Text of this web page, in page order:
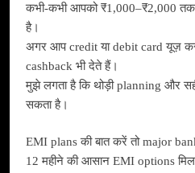
कभी-कभी आपको ₹1,000–₹2,000 तक
है।
अगर आप credit या debit card यूज़
cashback भी देते हैं।
मुझे लगता है कि थोड़ी planning और
सकता है।
EMI plans की बात करें तो major
12 महीने की आसान EMI options